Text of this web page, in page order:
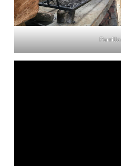
Parrilla